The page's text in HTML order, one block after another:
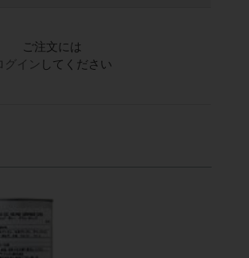
ご注文には
グイン
してください